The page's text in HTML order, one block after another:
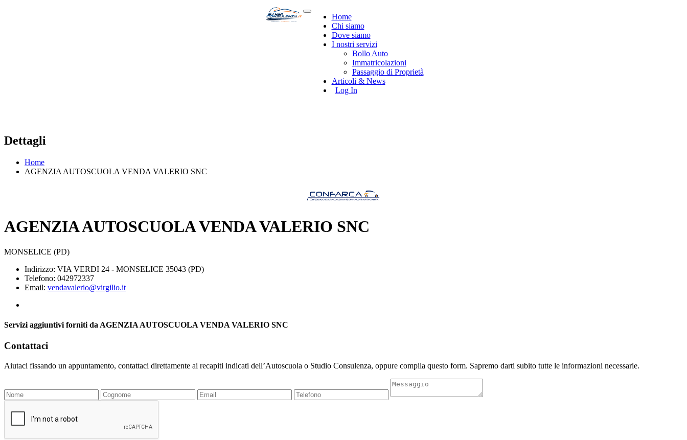
Home
Chi siamo
Dove siamo
I nostri servizi
Bollo Auto
Immatricolazioni
Passaggio di Proprietà
Articoli & News
Log In
Dettagli
Home
AGENZIA AUTOSCUOLA VENDA VALERIO SNC
AGENZIA AUTOSCUOLA VENDA VALERIO SNC
MONSELICE (PD)
Indirizzo: VIA VERDI 24 - MONSELICE 35043 (PD)
Telefono: 042972337
Email: vendavalerio@virgilio.it
Servizi aggiuntivi forniti da AGENZIA AUTOSCUOLA VENDA VALERIO SNC
Contattaci
Aiutaci fissando un appuntamento, contattaci direttamente ai recapiti indicati dell’Autoscuola o Studio Consulenza, oppure compila questo form. Sapremo darti subito tutte le informazioni necessarie.